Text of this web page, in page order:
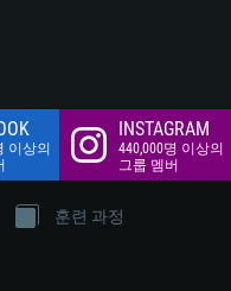
이상의
INSTAGRAM
440,000명 이상의
그룹 멤버
훈련 과정